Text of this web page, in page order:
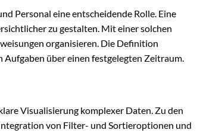
Personal eine entscheidende Rolle. Eine
zu gestalten. Mit einer solchen
organisieren. Die Definition
über einen festgelegten Zeitraum.
Visualisierung komplexer Daten. Zu den
Integration von Filter- und Sortieroptionen und